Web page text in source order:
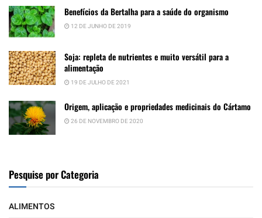
Benefícios da Bertalha para a saúde do organismo
12 DE JUNHO DE 2019
Soja: repleta de nutrientes e muito versátil para a
alimentação
19 DE JULHO DE 2021
Origem, aplicação e propriedades medicinais do Cártamo
26 DE NOVEMBRO DE 2020
Pesquise por Categoria
ALIMENTOS